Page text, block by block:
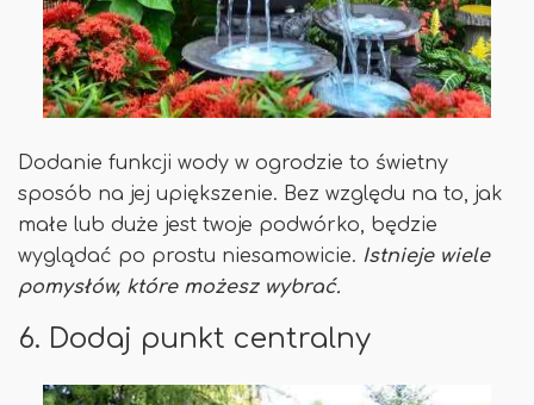
Dodanie funkcji wody w ogrodzie to świetny
sposób na jej upiększenie. Bez względu na to, jak
małe lub duże jest twoje podwórko, będzie
wyglądać po prostu niesamowicie. Istnieje wiele
pomysłów, które możesz wybrać.
6. Dodaj punkt centralny